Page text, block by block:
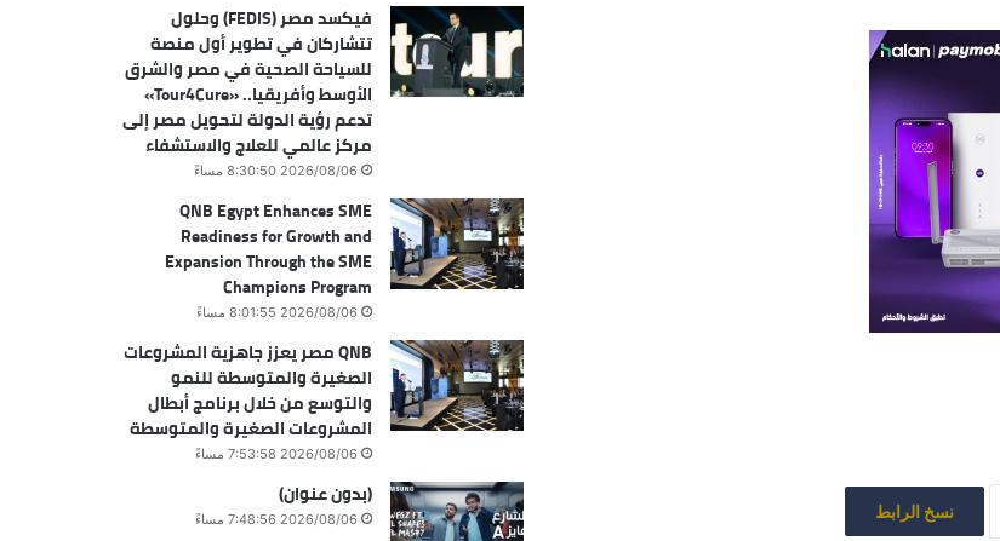
نسخ الرابط
فيكسد مصر (FEDIS) وحلول
تتشاركان في تطوير أول منصة
للسياحة الصحية في مصر والشرق
الأوسط وأفريقيا.. «Tour4Cure»
تدعم رؤية الدولة لتحويل مصر إلى
مركز عالمي للعلاج والاستشفاء
2026/08/06 8:30:50 مساءً
QNB Egypt Enhances SME
Readiness for Growth and
Expansion Through the SME
Champions Program
2026/08/06 8:01:55 مساءً
QNB مصر يعزز جاهزية المشروعات
الصغيرة والمتوسطة للنمو
والتوسع من خلال برنامج أبطال
المشروعات الصغيرة والمتوسطة
2026/08/06 7:53:58 مساءً
(بدون عنوان)
2026/08/06 7:48:56 مساءً